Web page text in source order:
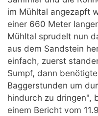
im Mühltal angezapft
einer 660 Meter
Mühltal sprudelt nun
aus dem Sandstein
einfach, zuerst
Sumpf, dann
Baggerstunden um
hindurch zu dringen",
einem Bericht vom